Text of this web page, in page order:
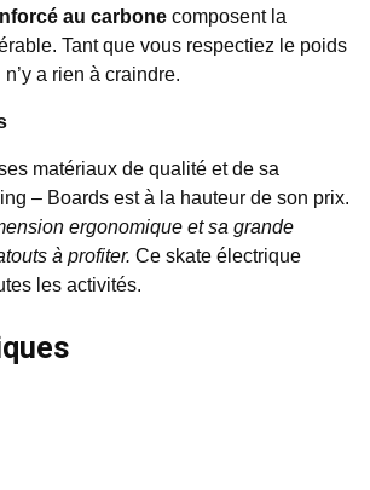
au carbone composent la
Tant que vous respectiez le poids
a rien à craindre.
matériaux de qualité et de sa
– Boards est à la hauteur de son prix.
ergonomique et sa grande
à profiter. Ce skate électrique
les activités.